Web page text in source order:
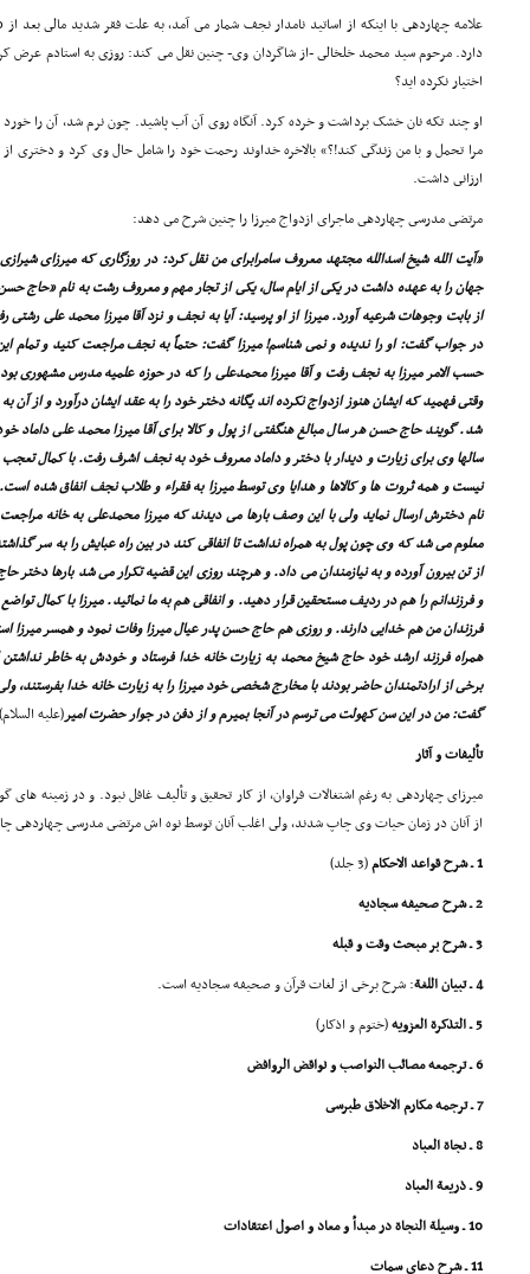
دارد. مرحوم سید محمد خلخالى -از شاگردان وى- چنین نقل مى کند: روزى به استادم عرض
اختیار نکرده اید؟
او چند تکه نان خشک برداشت و خرده کرد. آنگاه روى آن آب پاشید. چون نرم شد، آن را
مرا تحمل و با من زندگى کند!؟» بالاخره خداوند رحمت خود را شامل حال وى کرد و دخترى از
ارزانى داشت.
مرتضى مدرسى چهاردهى ماجراى ازدواج میرزا را چنین شرح مى دهد:
«آیت الله شیخ اسدالله مجتهد معروف سامرابراى من نقل کرد: در روزگارى که میرزاى
جهان را به عهده داشت در یکى از ایام سال، یکى از تجار مهم و معروف رشت به نام «حاج حسن
از بابت وجوهات شرعیه آورد. میرزا از او پرسید: آیا به نجف و نزد آقا میرزا محمد على
در جواب گفت: او را ندیده و نمى شناسم! میرزا گفت: حتماً به نجف مراجعت کنید و تمام این
حسب الامر میرزا به نجف رفت و آقا میرزا محمدعلى را که در حوزه علمیه مدرس مشهورى
وقتى فهمید که ایشان هنوز ازدواج نکرده اند یگانه دختر خود را به عقد ایشان درآورد و از
شد. گویند حاج حسن هر سال مبالغ هنگفتى از پول و کالا براى آقا میرزا محمد على داماد
سالها وى براى زیارت و دیدار با دختر و داماد معروف خود به نجف اشرف رفت. با کمال
نیست و همه ثروت ها و کالاها و هدایا وى توسط میرزا به فقراء و طلاب نجف انفاق شده
نام دخترش ارسال نماید ولى با این وصف بارها مى دیدند که میرزا محمدعلى به خانه
معلوم مى شد که وى چون پول به همراه نداشت تا انفاقى کند در بین راه عبایش را به سر
از تن بیرون آورده و به نیازمندان مى داد. و هرچند روزى این قضیه تکرار مى شد بارها
و فرزندانم را هم در ردیف مستحقین قرار دهید. و انفاقى هم به ما نمائید. میرزا با کمال
فرزندان من هم خدایى دارند. و روزى هم حاج حسن پدر عیال میرزا وفات نمود و همسر میرزا
همراه فرزند ارشد خود حاج شیخ محمد به زیارت خانه خدا فرستاد و خودش به خاطر
برخى از ارادتمندان حاضر بودند با مخارج شخصى خود میرزا را به زیارت خانه خدا بفرستند،
گفت: من در این سن کهولت مى ترسم در آنجا بمیرم و از دفن در جوار حضرت امیر(علیه السلام)
تألیفات و آثار
میرزاى چهاردهى به رغم اشتغالات فراوان، از کار تحقیق و تألیف غافل نبود. و در زمینه هاى
از آنان در زمان حیات وى چاپ شدند، ولى اغلب آنان توسط نوه اش مرتضى مدرسى
1 ـ شرح قواعد الاحکام
(3 جلد)
2 ـ شرح صحیفه سجادیه
3 ـ شرح بر مبحث وقت و قبله
4 ـ تبیان اللغة
: شرح برخى از لغات قرآن و صحیفه سجادیه است.
5 ـ التذکرة العزویه
(ختوم و اذکار)
6 ـ ترجمعه مصائب النواصب و نواقض الروافض
7 ـ ترجمه مکارم الاخلاق طبرسى
8 ـ نجاة العباد
9 ـ ذریعة العباد
10 ـ وسیلة النجاة در مبدأ و معاد و اصول اعتقادات
11 ـ شرح دعاى سمات